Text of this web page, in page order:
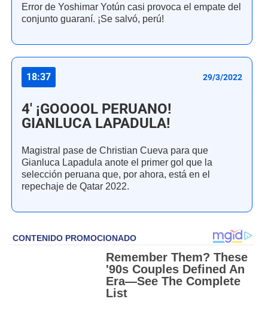
Error de Yoshimar Yotún casi provoca el empate del
conjunto guaraní. ¡Se salvó, perú!
18:37 29/3/2022
4' ¡GOOOOL PERUANO!
GIANLUCA LAPADULA!
Magistral pase de Christian Cueva para que
Gianluca Lapadula anote el primer gol que la
selección peruana que, por ahora, está en el
repechaje de Qatar 2022.